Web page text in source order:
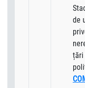
de
țări